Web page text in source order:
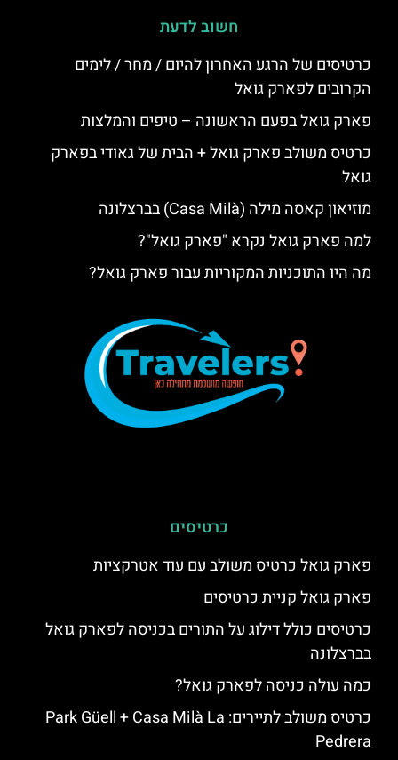
חשוב לדעת
כרטיסים של הרגע האחרון להיום / מחר / לימים
הקרובים לפארק גואל
פארק גואל בפעם הראשונה – טיפים והמלצות
כרטיס משולב פארק גואל + הבית של גאודי בפארק
גואל
מוזיאון קאסה מילה (Casa Milà) בברצלונה
למה פארק גואל נקרא "פארק גואל"?
מה היו התוכניות המקוריות עבור פארק גואל?
כרטיסים
פארק גואל כרטיס משולב עם עוד אטרקציות
פארק גואל קניית כרטיסים
כרטיסים כולל דילוג על התורים בכניסה לפארק גואל
בברצלונה
כמה עולה כניסה לפארק גואל?
כרטיס משולב לתיירים: Park Güell + Casa Milà La
Pedrera